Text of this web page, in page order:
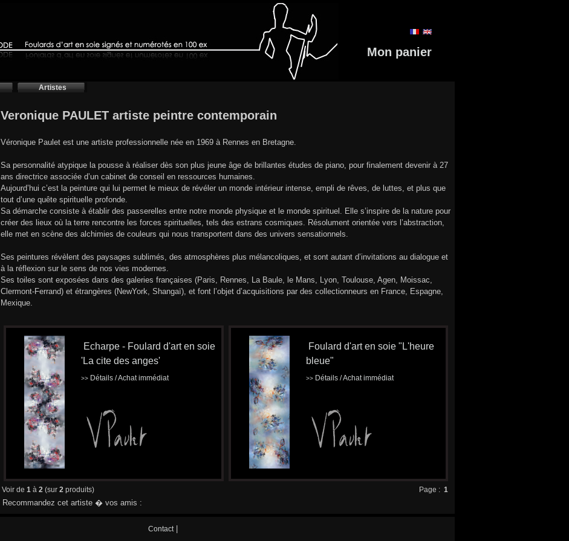
Mon panier
Artistes
Veronique PAULET artiste peintre contemporain
Véronique Paulet est une artiste professionnelle née en 1969 à Rennes en Bretagne.
Sa personnalité atypique la pousse à réaliser dès son plus jeune âge de brillantes études de piano, pour finalement devenir à 27
ans directrice associée d’un cabinet de conseil en ressources humaines.
Aujourd’hui c’est la peinture qui lui permet le mieux de révéler un monde intérieur intense, empli de rêves, de luttes, et plus que
tout d’une quête spirituelle profonde.
Sa démarche consiste à établir des passerelles entre notre monde physique et le monde spirituel. Elle s’inspire de la nature pour
créer des lieux où la terre rencontre les forces spirituelles, tels des estrans cosmiques. Résolument orientée vers l’abstraction,
elle met en scène des alchimies de couleurs qui nous transportent dans des univers sensationnels.
Ses peintures révèlent des paysages sublimés, des atmosphères plus mélancoliques, et sont autant d’invitations au dialogue et
à la réflexion sur le sens de nos vies modernes.
Ses toiles sont exposées dans des galeries françaises (Paris, Rennes, La Baule, le Mans, Lyon, Toulouse, Agen, Moissac,
Clermont-Ferrand) et étrangères (NewYork, Shangaï), et font l’objet d’acquisitions par des collectionneurs en France, Espagne,
Mexique.
Echarpe - Foulard d'art en soie
'La cite des anges'
>> Détails / Achat immédiat
Foulard d'art en soie "L'heure
bleue"
>> Détails / Achat immédiat
Voir de 1 à 2 (sur 2 produits) Page : 1
Recommandez cet artiste � vos amis :
Contact|